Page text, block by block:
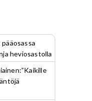
heviosastolla